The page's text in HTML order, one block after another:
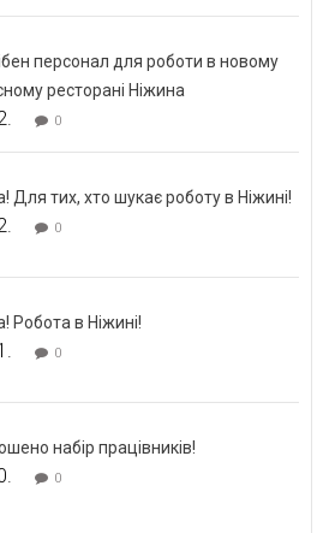
персонал для роботи в новому
ресторані Ніжина
0
Для тих, хто шукає роботу в Ніжині!
0
Робота в Ніжині!
0
набір працівників!
0